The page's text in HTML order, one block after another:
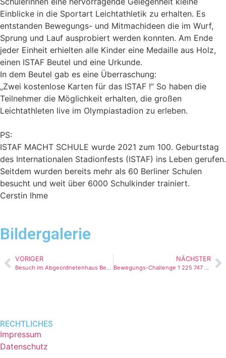
Einblicke in die Sportart Leichtathletik zu erhalten. Es
entstanden Bewegungs- und Mitmachideen die im Wurf,
Sprung und Lauf ausprobiert werden konnten. Am Ende
jeder Einheit erhielten alle Kinder eine Medaille aus Holz,
einen ISTAF Beutel und eine Urkunde.
In dem Beutel gab es eine Überraschung:
„Zwei kostenlose Karten für das ISTAF !“ So haben die
Teilnehmer die Möglichkeit erhalten, die großen
Leichtathleten live im Olympiastadion zu erleben.
PS:
ISTAF MACHT SCHULE wurde 2021 zum 100. Geburtstag
des Internationalen Stadionfests (ISTAF) ins Leben gerufen.
Seitdem wurden bereits mehr als 60 Berliner Schulen
besucht und weit über 6000 Schulkinder trainiert.
Cerstin Ihme
Bildergalerie
VORIGER
Besuch im Abgeordnetenhaus Berlin
NÄCHSTER
Bewegungs-Challenge 1 225 747 Schritte 😁👍
RECHTLICHES
Impressum
Datenschutz